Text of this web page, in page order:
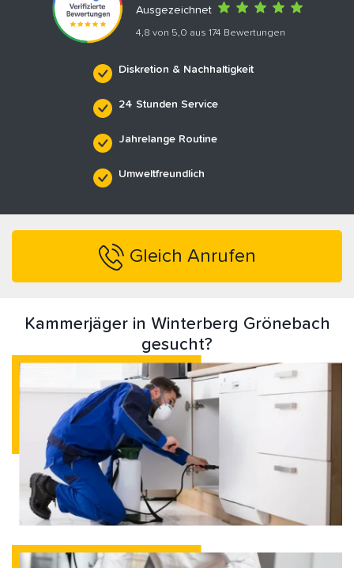
Ausgezeichnet
4,8 von 5,0 aus 174 Bewertungen
Diskretion & Nachhaltigkeit
24 Stunden Service
Jahrelange Routine
Umweltfreundlich
Gleich Anrufen
Kammerjäger in Winterberg Grönebach
gesucht?